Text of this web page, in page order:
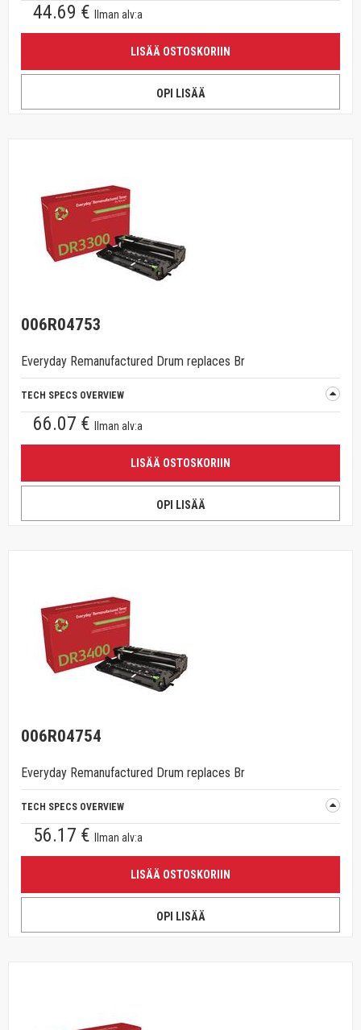
44.69 € Ilman alv:a
LISÄÄ OSTOSKORIIN
OPI LISÄÄ
006R04753
Everyday Remanufactured Drum replaces Br
TECH SPECS OVERVIEW
66.07 € Ilman alv:a
LISÄÄ OSTOSKORIIN
OPI LISÄÄ
006R04754
Everyday Remanufactured Drum replaces Br
TECH SPECS OVERVIEW
56.17 € Ilman alv:a
LISÄÄ OSTOSKORIIN
OPI LISÄÄ